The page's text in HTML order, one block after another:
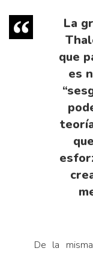
La
que
es
De la